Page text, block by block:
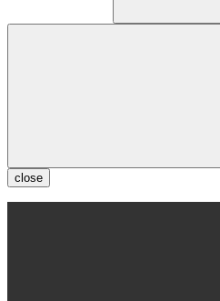
close